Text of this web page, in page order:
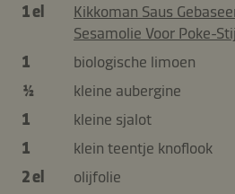
1 el
Kikkoman Saus
Sesamolie Voor Poke-
1
biologische limoen
½
kleine aubergine
1
kleine sjalot
1
klein teentje knoflook
2 el
olijfolie